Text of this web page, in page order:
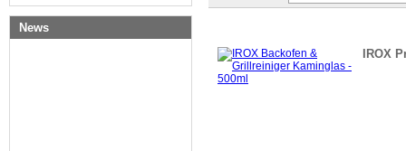
IROX
News